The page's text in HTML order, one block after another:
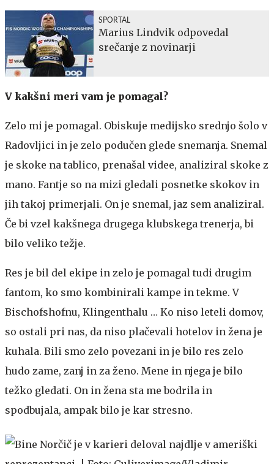
SPORTAL
Marius Lindvik odpovedal
srečanje z novinarji
V kakšni meri vam je pomagal?
Zelo mi je pomagal. Obiskuje medijsko srednjo šolo v
Radovljici in je zelo podučen glede snemanja. Snemal
je skoke na tablico, prenašal videe, analiziral skoke z
mano. Fantje so na mizi gledali posnetke skokov in
jih takoj primerjali. On je snemal, jaz sem analiziral.
Če bi vzel kakšnega drugega klubskega trenerja, bi
bilo veliko težje.
Res je bil del ekipe in zelo je pomagal tudi drugim
fantom, ko smo kombinirali kampe in tekme. V
Bischofshofnu, Klingenthalu … Ko niso leteli domov,
so ostali pri nas, da niso plačevali hotelov in žena je
kuhala. Bili smo zelo povezani in je bilo res zelo
hudo zame, zanj in za ženo. Mene in njega je bilo
težko gledati. On in žena sta me bodrila in
spodbujala, ampak bilo je kar stresno.